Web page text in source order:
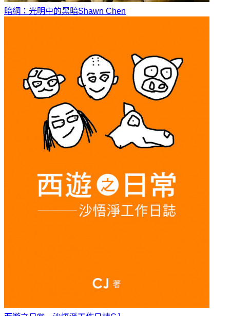
暗網：光明中的黑暗Shawn Chen